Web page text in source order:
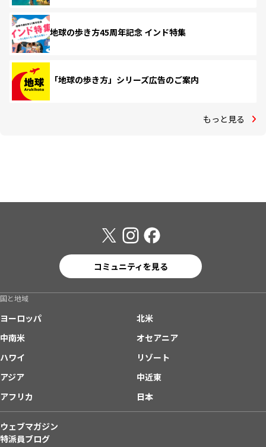
地球の歩き方45周年記念 インド特集
「地球の歩き方」シリーズ広告のご案内
もっと見る
コミュニティを見る
国と地域
ヨーロッパ
北米
中南米
オセアニア
ハワイ
リゾート
アジア
中近東
アフリカ
日本
ウェブマガジン
特派員ブログ